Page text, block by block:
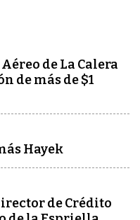
de La Calera
de más de $1
Hayek
de Crédito